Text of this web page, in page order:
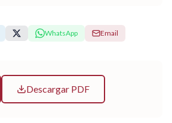
WhatsApp Email
Descargar PDF